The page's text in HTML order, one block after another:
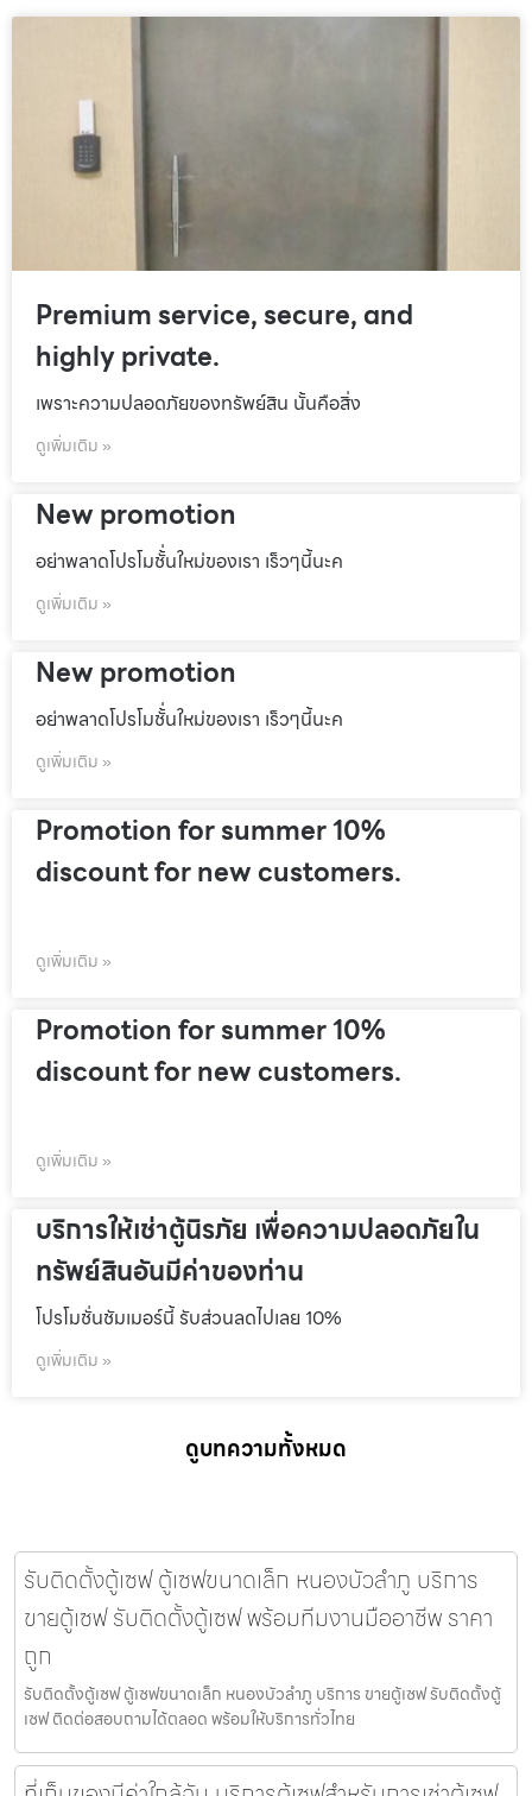
Premium service, secure, and
highly private.
เพราะความปลอดภัยของทรัพย์สิน นั้นคือสิ่ง
ดูเพิ่มเติม »
New promotion
อย่าพลาดโปรโมชั้่นใหม่ของเรา เร็วๆนี้นะค
ดูเพิ่มเติม »
New promotion
อย่าพลาดโปรโมชั้่นใหม่ของเรา เร็วๆนี้นะค
ดูเพิ่มเติม »
Promotion for summer 10%
discount for new customers.
ดูเพิ่มเติม »
Promotion for summer 10%
discount for new customers.
ดูเพิ่มเติม »
บริการให้เช่าตู้นิรภัย เพื่อความปลอดภัยใน
ทรัพย์สินอันมีค่าของท่าน
โปรโมชั่นชัมเมอร์นี้ รับส่วนลดไปเลย 10%
ดูเพิ่มเติม »
ดูบทความทั้งหมด
รับติดตั้งตู้เซฟ ตู้เซฟขนาดเล็ก หนองบัวลำภู บริการ
ขายตู้เซฟ รับติดตั้งตู้เซฟ พร้อมทีมงานมืออาชีพ ราคา
ถูก
รับติดตั้งตู้เซฟ ตู้เซฟขนาดเล็ก หนองบัวลำภู บริการ ขายตู้เซฟ รับติดตั้งตู้
เซฟ ติดต่อสอบถามได้ตลอด พร้อมให้บริการทั่วไทย